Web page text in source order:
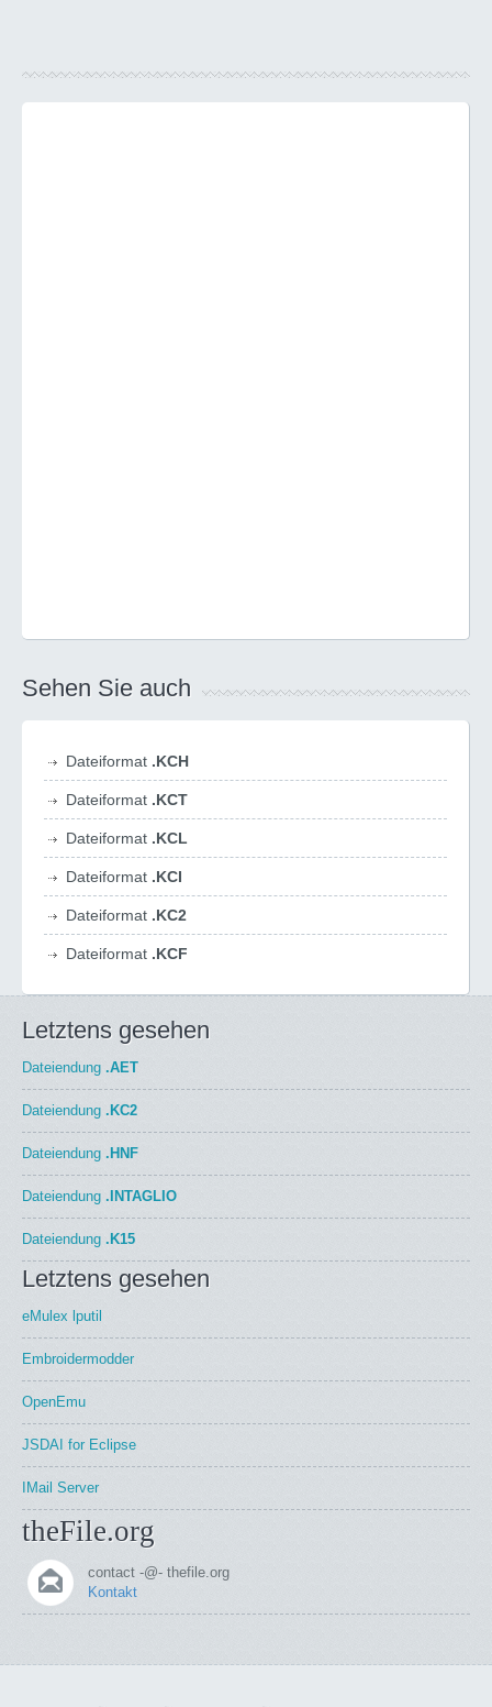
Sehen Sie auch
Dateiformat .KCH
Dateiformat .KCT
Dateiformat .KCL
Dateiformat .KCI
Dateiformat .KC2
Dateiformat .KCF
Letztens gesehen
Dateiendung .AET
Dateiendung .KC2
Dateiendung .HNF
Dateiendung .INTAGLIO
Dateiendung .K15
Letztens gesehen
eMulex lputil
Embroidermodder
OpenEmu
JSDAI for Eclipse
IMail Server
theFile.org
contact -@- thefile.org
Kontakt